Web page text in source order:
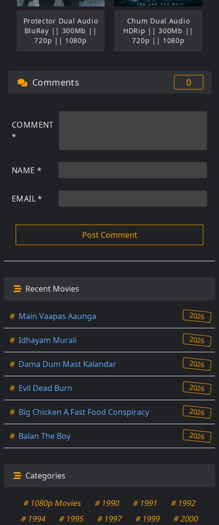
Protector Dual Audio
BluRay || 300Mb ||
720p || 1080p
Chum Dual Audio
HDRip || 300Mb ||
720p || 1080p
Comments 0
COMMENT
*
NAME *
EMAIL*
Recent Movies
# Main Vaapas Aaunga 2026
# Idhayam Murali 2026
# Dama Dum Mast Kalandar 2026
# Evil Dead Burn 2026
# Big Chicken A Fast Food Conspiracy 2026
# Balan The Boy 2026
Categories
# 1080p Movies # 1990 # 1991
# 1992
# 1994
# 1995 # 1997 # 1999
# 2000